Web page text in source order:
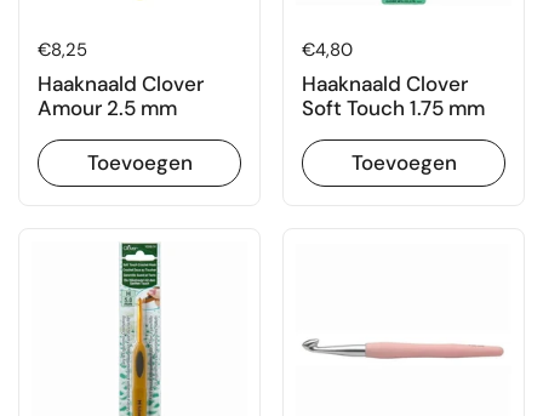
Prijs:
€8,25
Haaknaald Clover
Amour 2.5 mm
Toevoegen
Prijs:
€4,80
Haaknaald Clover
Soft Touch 1.75 mm
Toevoegen